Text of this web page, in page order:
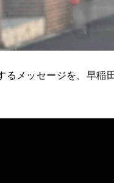
るメッセージを、早稲